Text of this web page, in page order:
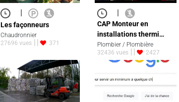
|
Les façonneurs
Chaudronnier
27696 vues
371
|
CAP Monteur en
installations thermi…
Plombier / Plombière
32436 vues
2427